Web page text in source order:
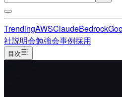
TrendingAWSClaudeBedrock
社説明会勉強会事例採用
目次